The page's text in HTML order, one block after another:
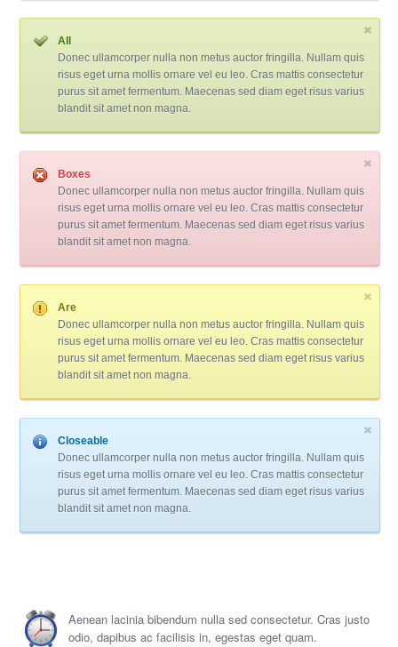
All
Donec ullamcorper nulla non metus auctor fringilla. Nullam quis
risus eget urna mollis ornare vel eu leo. Cras mattis consectetur
purus sit amet fermentum. Maecenas sed diam eget risus varius
blandit sit amet non magna.
Boxes
Donec ullamcorper nulla non metus auctor fringilla. Nullam quis
risus eget urna mollis ornare vel eu leo. Cras mattis consectetur
purus sit amet fermentum. Maecenas sed diam eget risus varius
blandit sit amet non magna.
Are
Donec ullamcorper nulla non metus auctor fringilla. Nullam quis
risus eget urna mollis ornare vel eu leo. Cras mattis consectetur
purus sit amet fermentum. Maecenas sed diam eget risus varius
blandit sit amet non magna.
Closeable
Donec ullamcorper nulla non metus auctor fringilla. Nullam quis
risus eget urna mollis ornare vel eu leo. Cras mattis consectetur
purus sit amet fermentum. Maecenas sed diam eget risus varius
blandit sit amet non magna.
Aenean lacinia bibendum nulla sed consectetur. Cras justo
odio, dapibus ac facilisis in, egestas eget quam.